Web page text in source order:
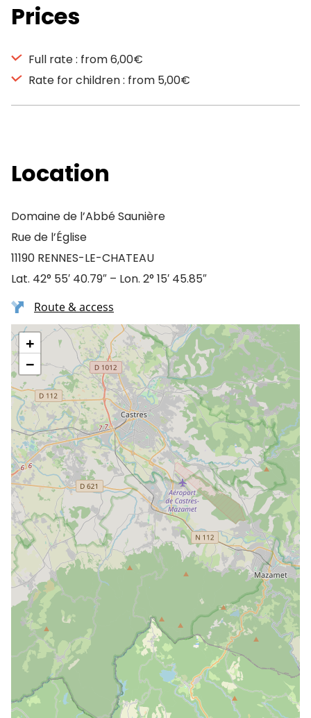
Prices
Full rate : from 6,00€
Rate for children : from 5,00€
Location
Domaine de l’Abbé Saunière
Rue de l’Église
11190 RENNES-LE-CHATEAU
Lat. 42° 55′ 40.79″ – Lon. 2° 15′ 45.85″
Route & access
+
−